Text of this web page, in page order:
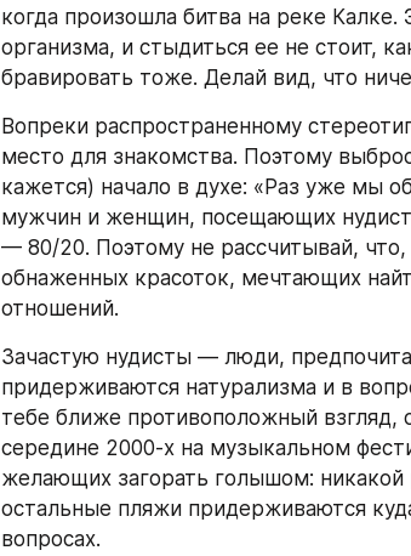
когда произошла битва на реке Калке.
организма, и стыдиться ее не стоит,
бравировать тоже. Делай вид, что
Вопреки распространенному
место для знакомства. Поэтому
кажется) начало в духе: «Раз уже мы
мужчин и женщин, посещающих
— 80/20. Поэтому не рассчитывай,
обнаженных красоток, мечтающих
отношений.
Зачастую нудисты — люди,
придерживаются натурализма и в
тебе ближе противоположный взгляд,
середине 2000-х на музыкальном
желающих загорать голышом: никакой
остальные пляжи придерживаются
вопросах.